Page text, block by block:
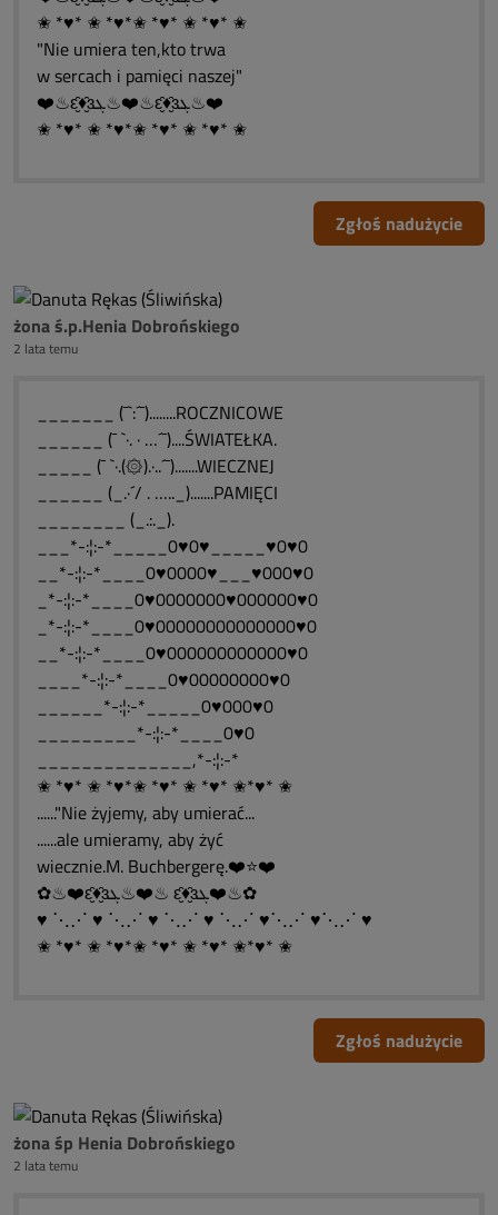
✬ *♥* ✬ *♥*✬ *♥* ✬ *♥* ✬
"Nie umiera ten,kto trwa
w sercach i pamięci naszej"
❤️♨ԑ̮̑♦̮̑ɜܓ♨❤️♨ԑ̮̑♦̮̑ɜܓ♨❤️
✬ *♥* ✬ *♥*✬ *♥* ✬ *♥* ✬
Zgłoś nadużycie
żona ś.p.Henia Dobrońskiego
2 lata temu
_______ (¯`:´¯)........ROCZNICOWE
______ (¯ `·. · …´¯)....ŚWIATEŁKA.
_____ (¯ `·.(۞).·..´¯).......WIECZNEJ
______ (_.·´/ . ….._).......PAMIĘCI
________ (_.:._).
___*-:¦:-*_____0♥0♥_____♥0♥0
__*-:¦:-*____0♥0000♥___♥000♥0
_*-:¦:-*____0♥0000000♥000000♥0
_*-:¦:-*____0♥00000000000000♥0
__*-:¦:-*____0♥000000000000♥0
____*-:¦:-*____0♥00000000♥0
______*-:¦:-*_____0♥000♥0
_________*-:¦:-*____0♥0
______________,*-:¦:-*
✬ *♥* ✬ *♥*✬ *♥* ✬ *♥* ✬*♥* ✬
......"Nie żyjemy, aby umierać...
......ale umieramy, aby żyć
wiecznie.M. Buchbergerę.❤️⭐❤️
✿♨❤️ԑ̮̑♦̮̑ɜܓ♨❤️♨ ԑ̮̑♦̮̑ɜܓ❤️♨✿
♥ ⋱⋰ ♥ ⋱⋰ ♥ ⋱⋰ ♥ ⋱⋰ ♥⋱⋰ ♥⋱⋰ ♥
✬ *♥* ✬ *♥*✬ *♥* ✬ *♥* ✬*♥* ✬
Zgłoś nadużycie
żona śp Henia Dobrońskiego
2 lata temu